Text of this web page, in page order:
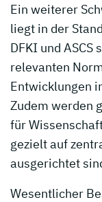
Ein weiterer
liegt in der
DFKI und
relevanten
Entwicklungen
Zudem werden
für
gezielt auf
ausgerichtet
Wesentlicher